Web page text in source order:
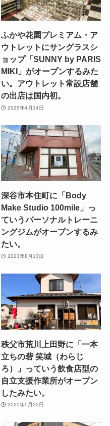
ふかや花園プレミアム・ア
ウトレットにサングラスシ
ョップ「SUNNY by PARIS
MIKI」がオープンするみた
い。アウトレット常設店舗
の出店は国内初。
2025年4月14日
深谷市本住町に「Body
Make Studio 100mile」っ
ていうパーソナルトレーニ
ングジムがオープンするみ
たい。
2023年8月13日
秩父市荒川上田野に「一本
立ちの砦 笑城（わらじ
ろ）」っていう飲食店型の
自立支援作業所がオープン
したみたい。
2025年5月22日